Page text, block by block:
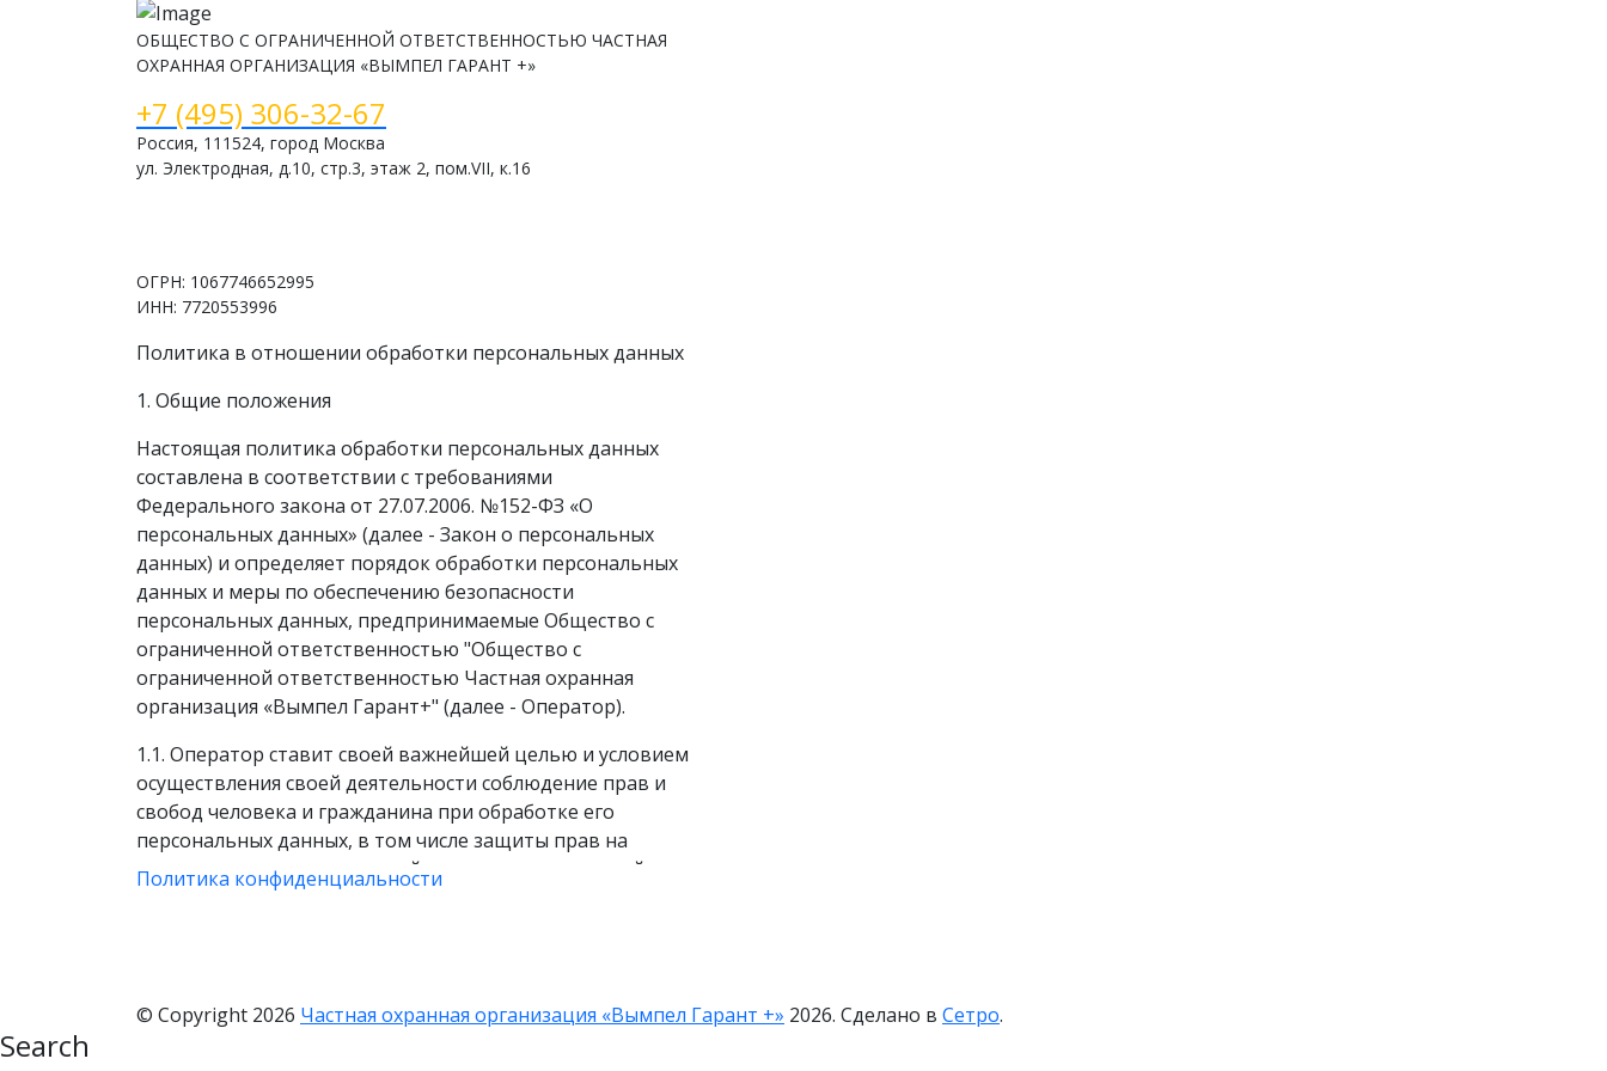
ОБЩЕСТВО С ОГРАНИЧЕННОЙ ОТВЕТСТВЕННОСТЬЮ ЧАСТНАЯ
ОХРАННАЯ ОРГАНИЗАЦИЯ «ВЫМПЕЛ ГАРАНТ +»
+7 (495) 306-32-67
Россия, 111524, город Москва
ул. Электродная, д.10, стр.3, этаж 2, пом.VII, к.16
ОГРН: 1067746652995
ИНН: 7720553996
Политика в отношении обработки персональных данных
1. Общие положения
Настоящая политика обработки персональных данных
составлена в соответствии с требованиями
Федерального закона от 27.07.2006. №152-ФЗ «О
персональных данных» (далее - Закон о персональных
данных) и определяет порядок обработки персональных
данных и меры по обеспечению безопасности
персональных данных, предпринимаемые Общество с
ограниченной ответственностью "Общество с
ограниченной ответственностью Частная охранная
организация «Вымпел Гарант+" (далее - Оператор).
1.1. Оператор ставит своей важнейшей целью и условием
осуществления своей деятельности соблюдение прав и
свобод человека и гражданина при обработке его
персональных данных, в том числе защиты прав на
неприкосновенность частной жизни, личную и семейную
применяется ко всей информации, которую Оператор
может получить о посетителях веб-сайта
Политика конфиденциальности
© Copyright 2026 Частная охранная организация «Вымпел Гарант +» 2026. Сделано в Сетро.
Search